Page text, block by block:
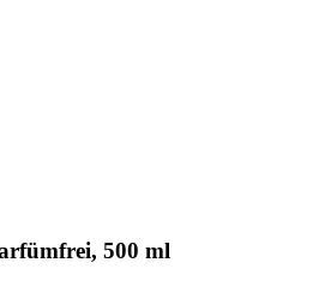
500 ml